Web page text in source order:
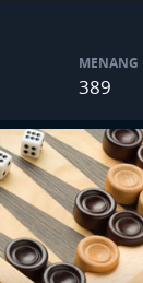
MENANG
389